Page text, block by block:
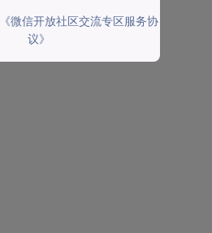
《微信开放社区交流专区服务协
议》